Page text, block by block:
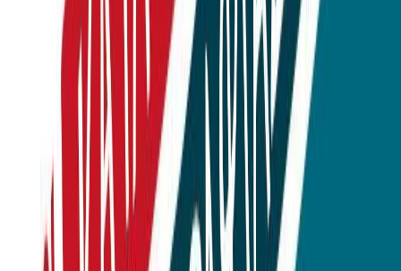
Κατάλληλο
Εφηβικό